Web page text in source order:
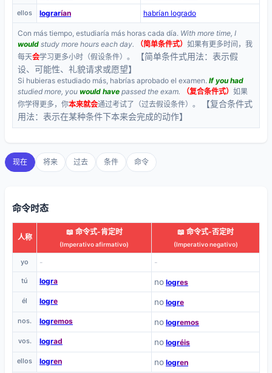
ellos lograrían habrían logrado
Con más tiempo, estudiaría más horas cada día. With more time, I
would study more hours each day. （简单条件式） 如果有更多时间，我
每天会学习更多小时（假设条件）。
【简单条件式用法：表示假
设、可能性、礼貌请求或愿望】
Si hubieras estudiado más, habrías aprobado el examen. If you had
studied more, you would have passed the exam. （复合条件式） 如果
你学得更多，你本来就会通过考试了（过去假设条件）。
【复合条件式
用法：表示在某种条件下本来会完成的动作】
现在 将来 过去 条件 命令
命令时态
人称
📖 命令式-肯定时
(Imperativo afirmativo)
📖 命令式-否定时
(Imperativo negativo)
yo - -
tú logra no logres
él logre no logre
nos. logremos no logremos
vos. lograd no logréis
ellos logren no logren